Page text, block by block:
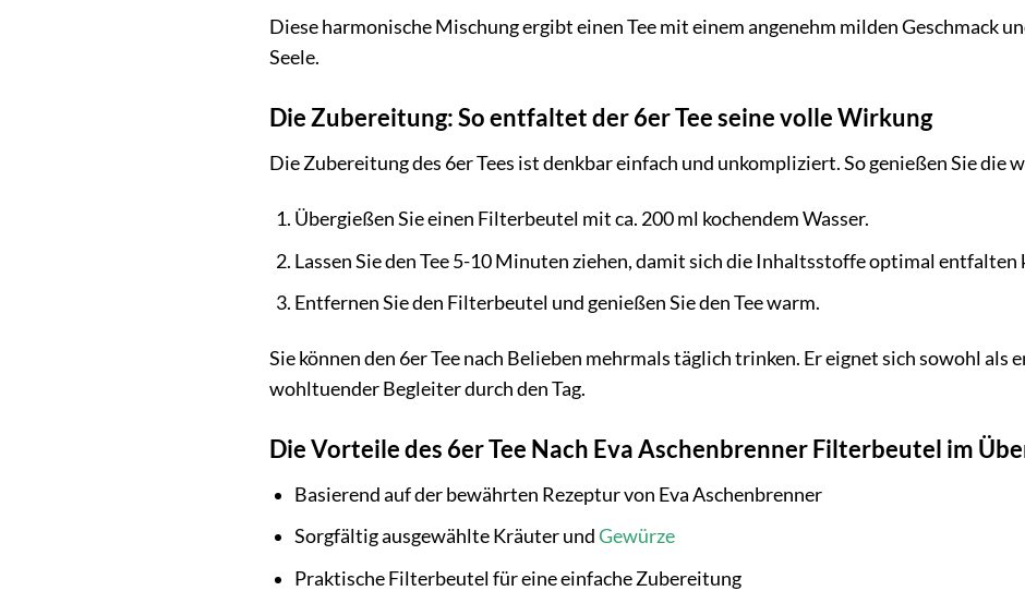
Diese harmonische Mischung ergibt einen Tee mit einem angenehm milden Geschmack
Seele.
Die Zubereitung: So entfaltet der 6er Tee seine volle Wirkung
Die Zubereitung des 6er Tees ist denkbar einfach und unkompliziert. So genießen Sie die
Übergießen Sie einen Filterbeutel mit ca. 200 ml kochendem Wasser.
Lassen Sie den Tee 5-10 Minuten ziehen, damit sich die Inhaltsstoffe optimal entfalten
Entfernen Sie den Filterbeutel und genießen Sie den Tee warm.
Sie können den 6er Tee nach Belieben mehrmals täglich trinken. Er eignet sich sowohl als
wohltuender Begleiter durch den Tag.
Die Vorteile des 6er Tee Nach Eva Aschenbrenner Filterbeutel im
Basierend auf der bewährten Rezeptur von Eva Aschenbrenner
Sorgfältig ausgewählte Kräuter undGewürze
Praktische Filterbeutel für eine einfache Zubereitung